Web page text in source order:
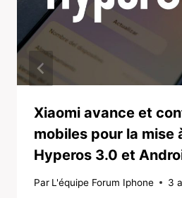
Xiaomi avance et
mobiles pour la mise
Hyperos 3.0 et
Par L'équipe Forum Iphone 3